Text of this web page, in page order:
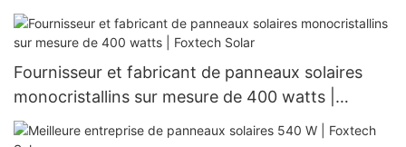
Solar
Fournisseur et fabricant de panneaux solaires
monocristallins sur mesure de 400 watts |
Foxtech Solar